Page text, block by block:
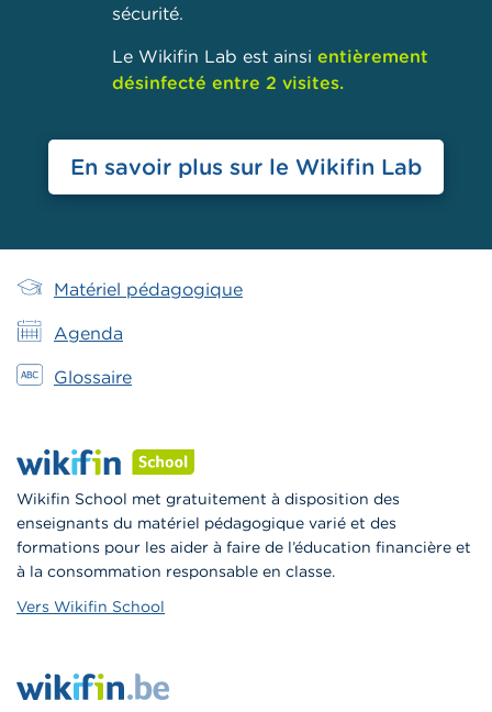
sécurité.
Le Wikifin Lab est ainsi entièrement
désinfecté entre 2 visites.
En savoir plus sur le Wikifin Lab
Main
School
Matériel pédagogique
Agenda
Glossaire
Wikifin School met gratuitement à disposition des
enseignants du matériel pédagogique varié et des
formations pour les aider à faire de l’éducation financière et
à la consommation responsable en classe.
Vers Wikifin School